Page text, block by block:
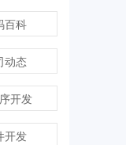
百科
动态
开发
开发